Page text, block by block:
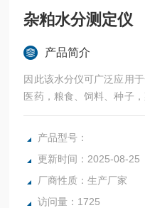
杂粕水分测定仪
产品简介
因此该水分仪可广泛应用
医药，粮食、饲料、种子
叶，食品、肉类以及纺织
行业中的实验室与生产过
司始终立志于为用户提供
打造快速，准确，物超所值
产品型号：
更新时间：2025-08-25
厂商性质：生产厂家
访问量：1725